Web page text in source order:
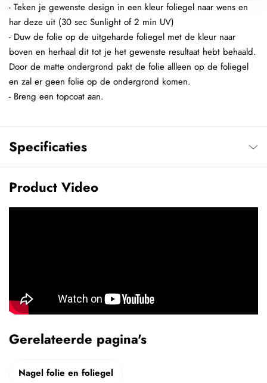
- Teken je gewenste design in een kleur foliegel naar wens en
har deze uit (30 sec Sunlight of 2 min UV)
- Duw de folie op de uitgeharde foliegel met de kleur naar
boven en herhaal dit tot je het gewenste resultaat hebt behaald.
Door de matte ondergrond pakt de folie allleen op de foliegel
en zal er geen folie op de ondergrond komen.
- Breng een topcoat aan.
Specificaties
Product Video
Gerelateerde pagina's
Nagel folie en foliegel